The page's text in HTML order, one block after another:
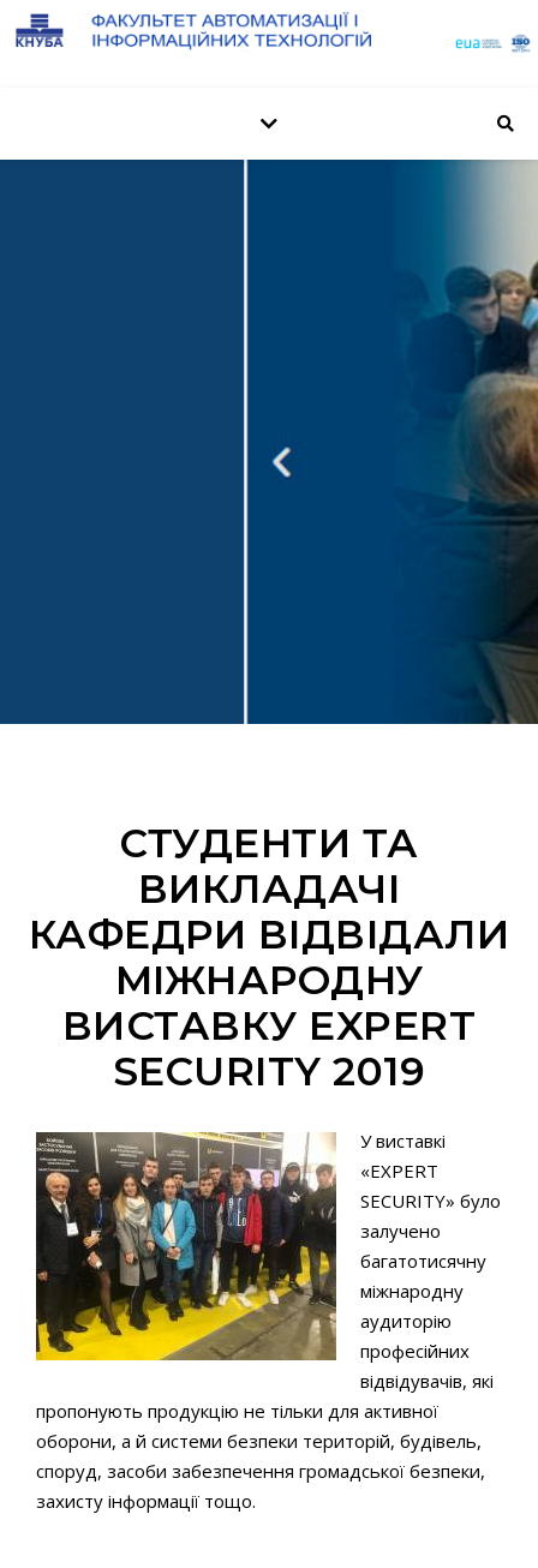
СТУДЕНТИ ТА
ВИКЛАДАЧІ
КАФЕДРИ ВІДВІДАЛИ
МІЖНАРОДНУ
ВИСТАВКУ EXPERT
SECURITY 2019
У виставкі
«EXPERT
SECURITY» було
залучено
багатотисячну
міжнародну
аудиторію
професійних
відвідувачів, які
пропонують продукцію не тільки для активної
оборони, а й системи безпеки територій, будівель,
споруд, засоби забезпечення громадської безпеки,
захисту інформації тощо.